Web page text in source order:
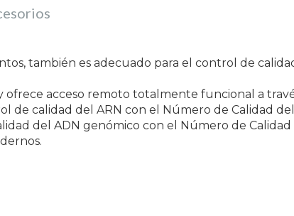
también es adecuado para el control de
ofrece acceso remoto totalmente funcional a
de calidad del ARN con el Número de Calidad
del ADN genómico con el Número de